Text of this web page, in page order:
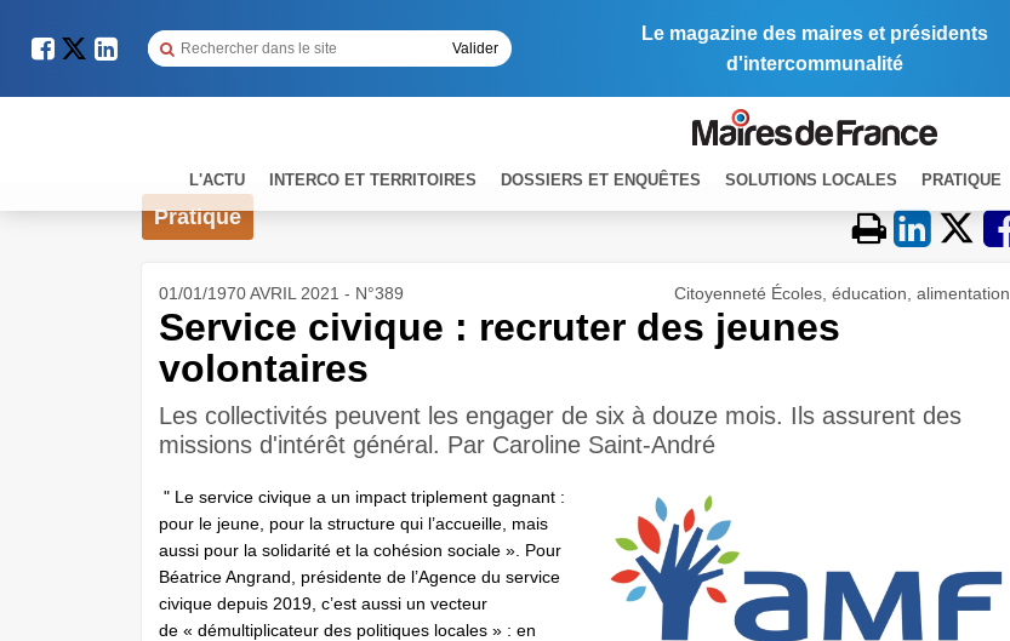
Le magazine des maires et présidents
d'intercommunalité
L'ACTU INTERCO ET TERRITOIRES DOSSIERS ET ENQUÊTES SOLUTIONS LOCALES PRATIQUE
Pratique
01/01/1970 AVRIL 2021 - N°389 Citoyenneté Écoles, éducation, alimentation
Service civique : recruter des jeunes
volontaires
Les collectivités peuvent les engager de six à douze mois. Ils assurent des
missions d'intérêt général. Par Caroline Saint-André
" Le service civique a un impact triplement gagnant :
pour le jeune, pour la structure qui l’accueille, mais
aussi pour la solidarité et la cohésion sociale ». Pour
Béatrice Angrand, présidente de l’Agence du service
civique depuis 2019, c’est aussi un vecteur
de « démultiplicateur des politiques locales » : en